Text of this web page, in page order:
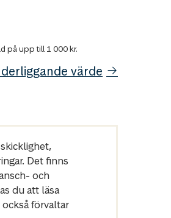
på upp till 1 000 kr.
värde
Det finns
och
du att läsa
förvaltar